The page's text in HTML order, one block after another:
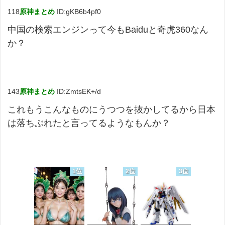
118原神まとめ ID:gKB6b4pf0
中国の検索エンジンって今もBaiduと奇虎360なん
か？
143原神まとめ ID:ZmtsEK+/d
これもうこんなものにうつつを抜かしてるから日本
は落ちぶれたと言ってるようなもんか？
1位 2位 3位